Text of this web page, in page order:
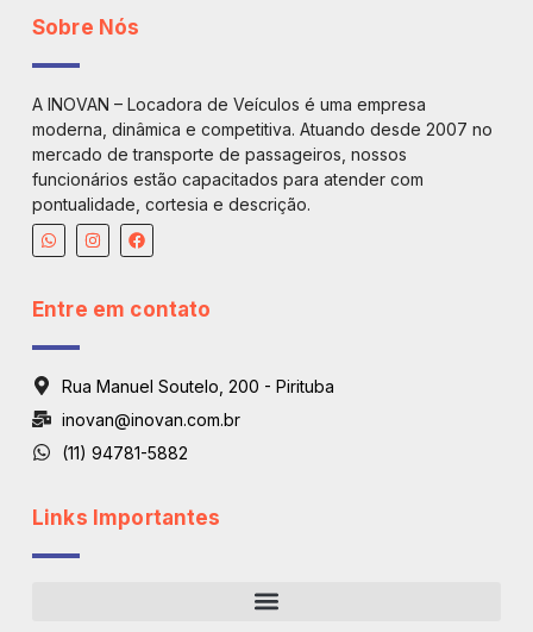
Sobre Nós
A INOVAN – Locadora de Veículos é uma empresa
moderna, dinâmica e competitiva. Atuando desde 2007 no
mercado de transporte de passageiros, nossos
funcionários estão capacitados para atender com
pontualidade, cortesia e descrição.
Entre em contato
Rua Manuel Soutelo, 200 - Pirituba
inovan@inovan.com.br
(11) 94781-5882
Links Importantes